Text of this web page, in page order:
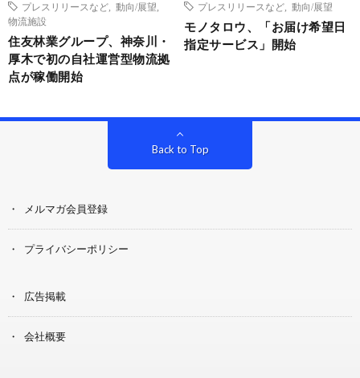
プレスリリースなど
動向/展望
物流施設
住友林業グループ、神奈川・
厚木で初の自社運営型物流拠
点が稼働開始
プレスリリースなど
動向/展望
モノタロウ、「お届け希望日
指定サービス」開始
Back to Top
メルマガ会員登録
プライバシーポリシー
広告掲載
会社概要